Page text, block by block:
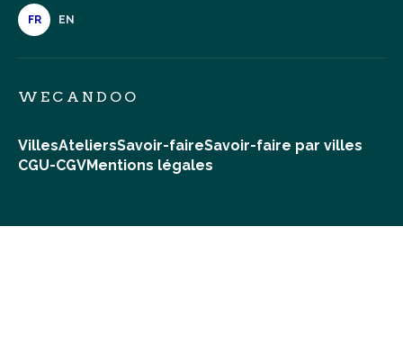
FR EN
WECANDOO
VillesAteliersSavoir-faireSavoir-faire par villes
CGU-CGVMentions légales